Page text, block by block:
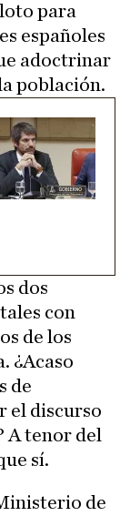
para
españoles
adoctrinar
población.
dos
con
de los
¿Acaso
de
el discurso
A tenor del
sí.
de